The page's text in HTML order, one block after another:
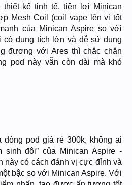
kế tinh tế, tiện lợi Minican
Mesh Coil (coil vape lên vị tốt
của Minican Aspire so với
có dung tích lớn và dễ sử dụng
đương với Ares thì chắc chắn
pod này vẫn còn dài mà khó
pod giá rẻ 300k, không ai
sinh đôi” của Minican Aspire -
này có cách đánh vị cực đỉnh và
bậc so với Minican Aspire. Với